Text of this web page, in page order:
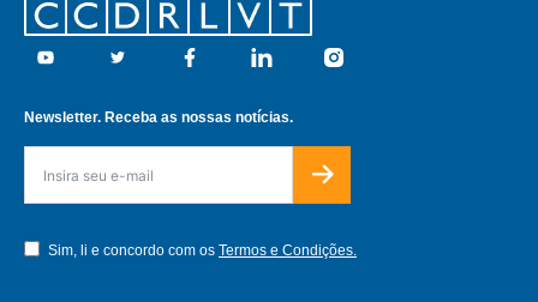
Footer
Youtube Twitter Facebook Linkedin Instagram
Newsletter. Receba as nossas notícias.
Sim, li e concordo com os Termos e Condições.